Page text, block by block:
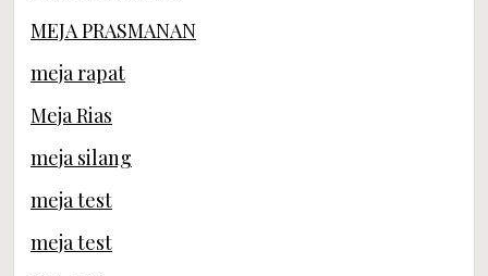
MEJA PRASMANAN
meja rapat
Meja Rias
meja silang
meja test
meja test